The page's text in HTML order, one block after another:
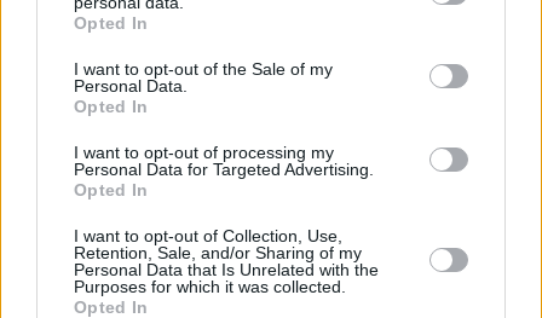
grant or deny consent to Google and its third-party tags to
use your data for below specified purposes in below Google
consent section.
Opted In
I want to opt-out of the Sale of my
Personal Data.
Opted In
I want to opt-out of processing my
Personal Data for Targeted Advertising.
Opted In
I want to opt-out of Collection, Use,
Retention, Sale, and/or Sharing of my
Personal Data that Is Unrelated with the
Purposes for which it was collected.
Opted In